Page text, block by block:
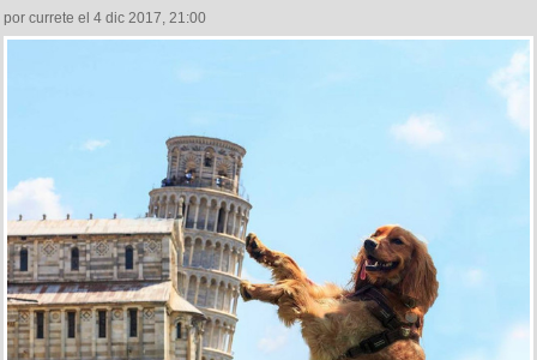
por currete el 4 dic 2017, 21:00